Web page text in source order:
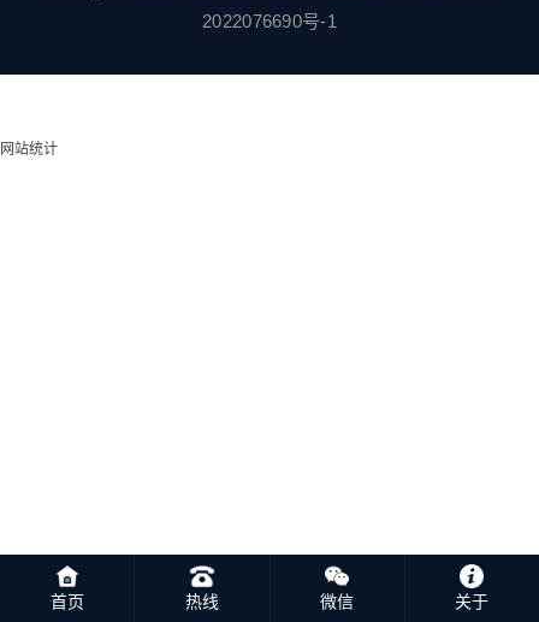
2022076690号-1
首页 热线 微信 关于
网站统计